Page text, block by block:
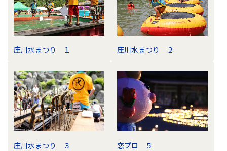
リ
の
ナ
ゲ
シ
ョ
ン
庄川水まつり １ 庄川水まつり ２
庄川水まつり ３ 恋プロ ５